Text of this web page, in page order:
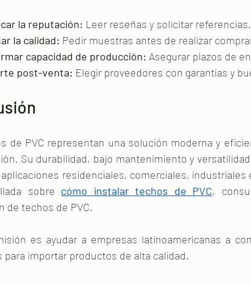
la reputación: Leer reseñas y solicitar referencias.
la calidad: Pedir muestras antes de realizar
capacidad de producción: Asegurar plazos de
post-venta: Elegir proveedores con garantías y
de PVC representan una solución moderna y
Su durabilidad, bajo mantenimiento y
aplicaciones residenciales, comerciales,
sobre cómo instalar techos de PVC,
de techos de PVC.
es ayudar a empresas latinoamericanas a
para importar productos de alta calidad.